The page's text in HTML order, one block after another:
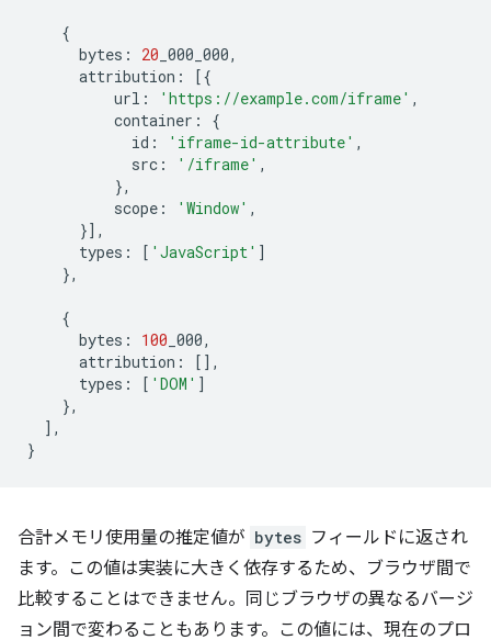
{
bytes : 20 _000_000,
attribution :
[{
url : 'https://example.com/iframe' ,
container :
{
id : 'iframe-id-attribute' ,
src : '/iframe' ,
},
scope : 'Window' ,
}],
types : [ 'JavaScript' ]
},
{
bytes : 100 _000,
attribution :
[],
types : [ 'DOM' ]
},
],
}
合計メモリ使用量の推定値が bytes フィールドに返され
ます。この値は実装に大きく依存するため、ブラウザ間で
比較することはできません。同じブラウザの異なるバージ
ョン間で変わることもあります。この値には、現在のプロ